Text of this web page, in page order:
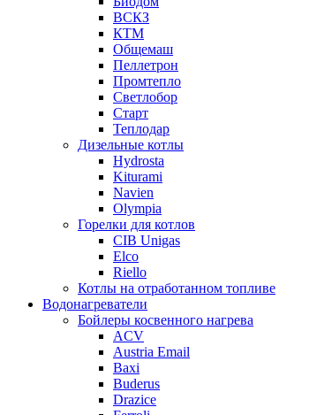
ВСКЗ
КТМ
Общемаш
Пеллетрон
Промтепло
Светлобор
Старт
Теплодар
Дизельные котлы
Hydrosta
Kiturami
Navien
Olympia
Горелки для котлов
CIB Unigas
Elco
Riello
Котлы на отработанном топливе
Водонагреватели
Бойлеры косвенного нагрева
ACV
Austria Email
Baxi
Buderus
Drazice